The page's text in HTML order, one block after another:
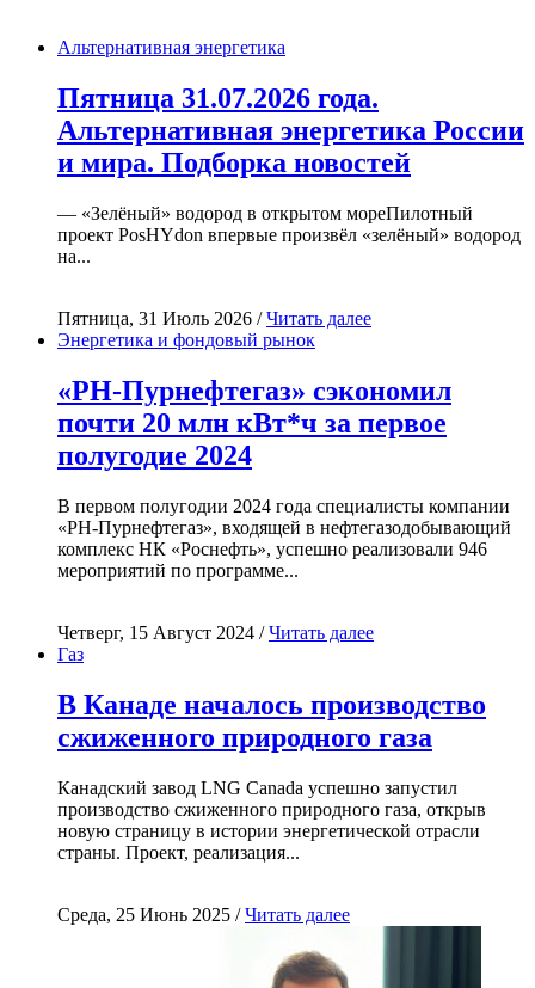
Альтернативная энергетика
Пятница 31.07.2026 года.
Альтернативная энергетика России
и мира. Подборка новостей
— «Зелёный» водород в открытом мореПилотный
проект PosHYdon впервые произвёл «зелёный» водород
на...
Пятница, 31 Июль 2026 /Читать далее
Энергетика и фондовый рынок
«РН-Пурнефтегаз» сэкономил
почти 20 млн кВт*ч за первое
полугодие 2024
В первом полугодии 2024 года специалисты компании
«РН-Пурнефтегаз», входящей в нефтегазодобывающий
комплекс НК «Роснефть», успешно реализовали 946
мероприятий по программе...
Четверг, 15 Август 2024 /Читать далее
Газ
В Канаде началось производство
сжиженного природного газа
Канадский завод LNG Canada успешно запустил
производство сжиженного природного газа, открыв
новую страницу в истории энергетической отрасли
страны. Проект, реализация...
Среда, 25 Июнь 2025 /Читать далее